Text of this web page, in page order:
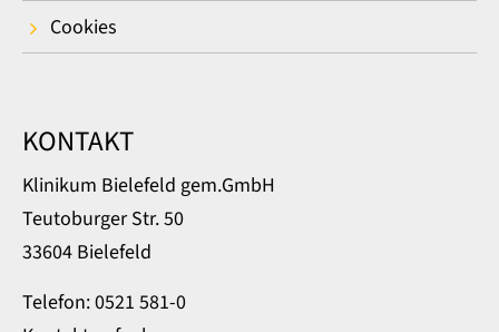
Cookies
KONTAKT
Klinikum Bielefeld gem.GmbH
Teutoburger Str. 50
33604 Bielefeld
Telefon: 0521 581-0